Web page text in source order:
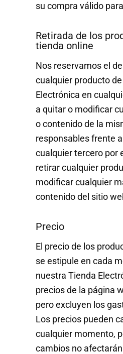
su compra válido
Retirada de los
tienda online
Nos reservamos el
cualquier producto
Electrónica en
a quitar o modificar
o contenido de la
responsables frente
cualquier tercero por
retirar cualquier
modificar cualquier
contenido del sitio
Precio
El precio de los
se estipule en cada
nuestra Tienda
precios de la página
pero excluyen los
Los precios pueden
cualquier momento,
cambios no